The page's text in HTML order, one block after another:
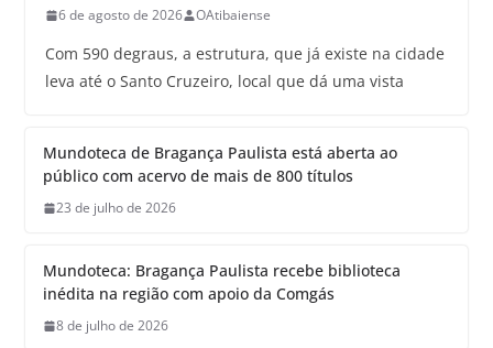
6 de agosto de 2026 OAtibaiense
Com 590 degraus, a estrutura, que já existe na cidade
leva até o Santo Cruzeiro, local que dá uma vista
Mundoteca de Bragança Paulista está aberta ao
público com acervo de mais de 800 títulos
23 de julho de 2026
Mundoteca: Bragança Paulista recebe biblioteca
inédita na região com apoio da Comgás
8 de julho de 2026